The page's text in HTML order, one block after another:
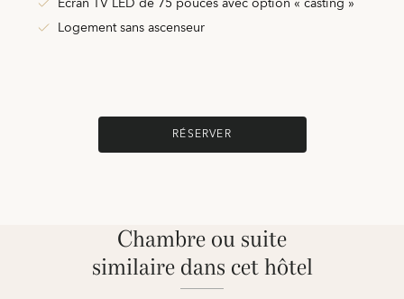
Logement sans ascenseur
RÉSERVER
Chambre ou suite
similaire dans cet hôtel